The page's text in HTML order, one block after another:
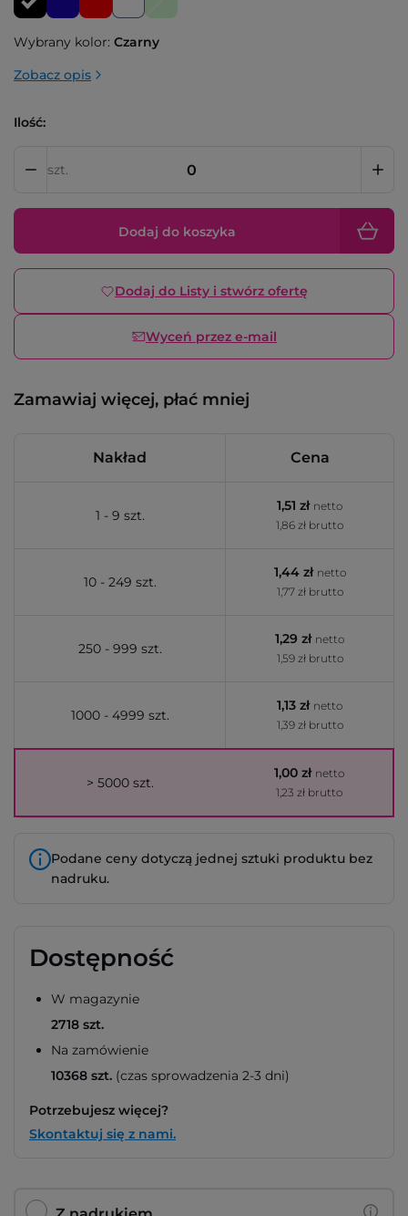
Wybrany kolor: Czarny
Zobacz opis
Ilość:
szt.
Dodaj do koszyka
Dodaj do Listy i stwórz ofertę
Wyceń przez e-mail
Zamawiaj więcej, płać mniej
Nakład Cena
1 - 9 szt.
1,51 zł netto
1,86 zł brutto
10 - 249 szt.
1,44 zł netto
1,77 zł brutto
250 - 999 szt.
1,29 zł netto
1,59 zł brutto
1000 - 4999 szt.
1,13 zł netto
1,39 zł brutto
> 5000 szt.
1,00 zł netto
1,23 zł brutto
Podane ceny dotyczą jednej sztuki produktu bez
nadruku.
Dostępność
W magazynie
2718 szt.
Na zamówienie
10368 szt. (czas sprowadzenia 2-3 dni)
Potrzebujesz więcej?
Skontaktuj się z nami.